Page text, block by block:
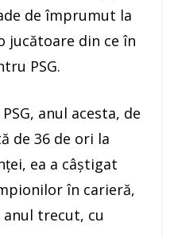
de împrumut la
jucătoare din ce în
PSG.
anul acesta, de
de 36 de ori la
ea a câştigat
în carieră,
anul trecut, cu